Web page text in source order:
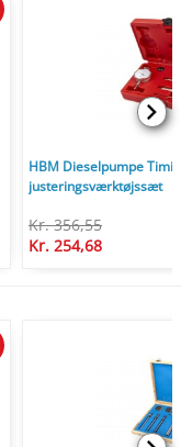
HBM Dieselpumpe Timing
justeringsværktøjssæt
Kr. 356,55
Kr. 254,68